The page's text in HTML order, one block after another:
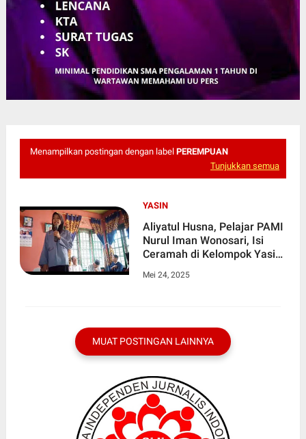
Menampilkan postingan dengan label PEREMPUAN
Tunjukkan semua
YASIN
Aliyatul Husna, Pelajar PAMI
Nurul Iman Wonosari, Isi
Ceramah di Kelompok Yasin
Kemang
Mei 24, 2025
MUAT POSTINGAN LAINNYA